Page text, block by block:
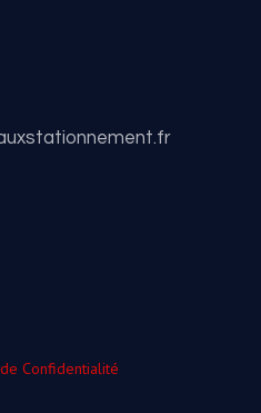
Confidentialité